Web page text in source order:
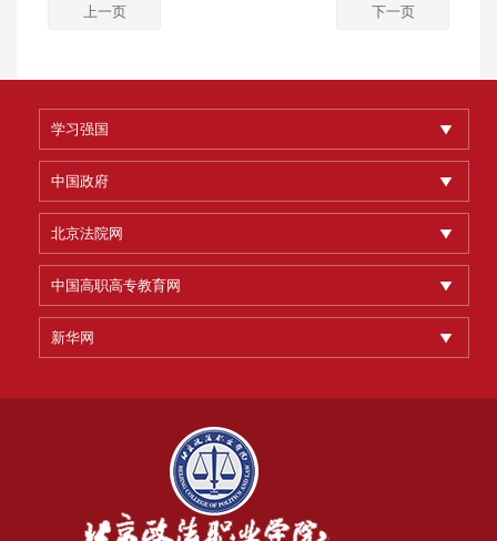
上一页 下一页
学习强国
中国政府
北京法院网
中国高职高专教育网
新华网